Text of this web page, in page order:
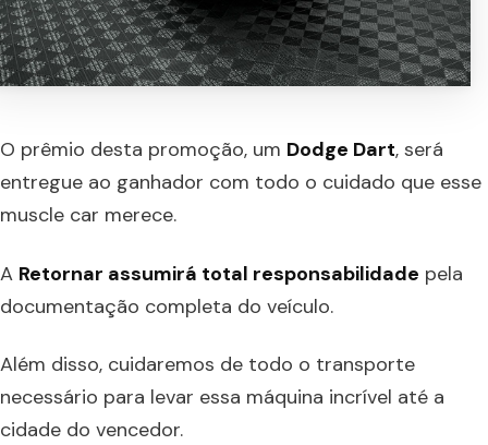
O prêmio desta promoção, um Dodge Dart, será
entregue ao ganhador com todo o cuidado que esse
muscle car merece.
A Retornar assumirá total responsabilidade pela
documentação completa do veículo.
Além disso, cuidaremos de todo o transporte
necessário para levar essa máquina incrível até a
cidade do vencedor.